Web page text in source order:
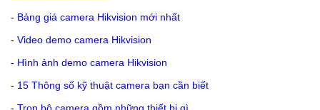
- Bảng giá camera Hikvision mới nhất
- Video demo camera Hikvision
- Hình ảnh demo camera Hikvision
- 15 Thông số kỹ thuật camera bạn cần biết